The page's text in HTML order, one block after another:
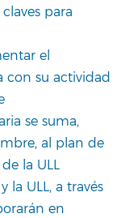
para
el
con su actividad
se suma,
al plan de
la ULL
la ULL, a través
en